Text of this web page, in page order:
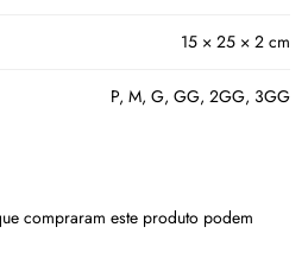
15 × 25 × 2 cm
P, M, G, GG, 2GG, 3GG
compraram este produto podem